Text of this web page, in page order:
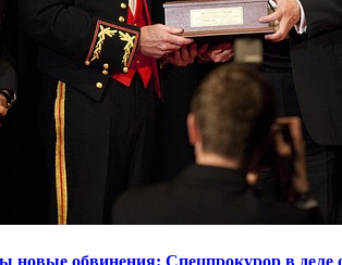
новые обвинения: Спецпрокурор в деле